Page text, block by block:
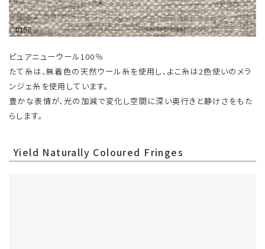
ピュアニューウール100％
たて糸は、無着色の天然ウール糸を使用し、よこ糸は2色使いのメラ
ンジェ糸を使用しています。
豊かな表情が、光の加減で変化し空間に深い奥行きと静けさをもた
らします。
Yield Naturally Coloured Fringes